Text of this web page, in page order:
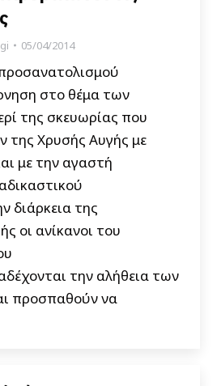
05/04/2014
στο θέμα των
της σκευωρίας που
της Χρυσής Αυγής με
με την αγαστή
διάρκεια της
οι ανίκανοι του
την αλήθεια των
προσπαθούν να